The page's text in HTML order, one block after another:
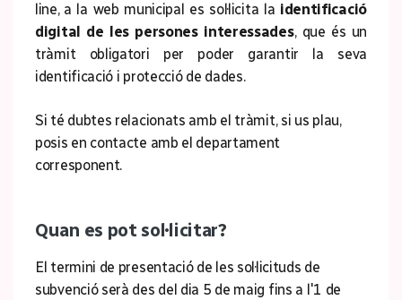
line, a la web municipal es sol·licita la identificació
digital de les persones interessades, que és un
tràmit obligatori per poder garantir la seva
identificació i protecció de dades.
Si té dubtes relacionats amb el tràmit, si us plau,
posis en contacte amb el departament
corresponent.
Quan es pot sol·licitar?
El termini de presentació de les sol·licituds de
subvenció serà des del dia 5 de maig fins a l'1 de